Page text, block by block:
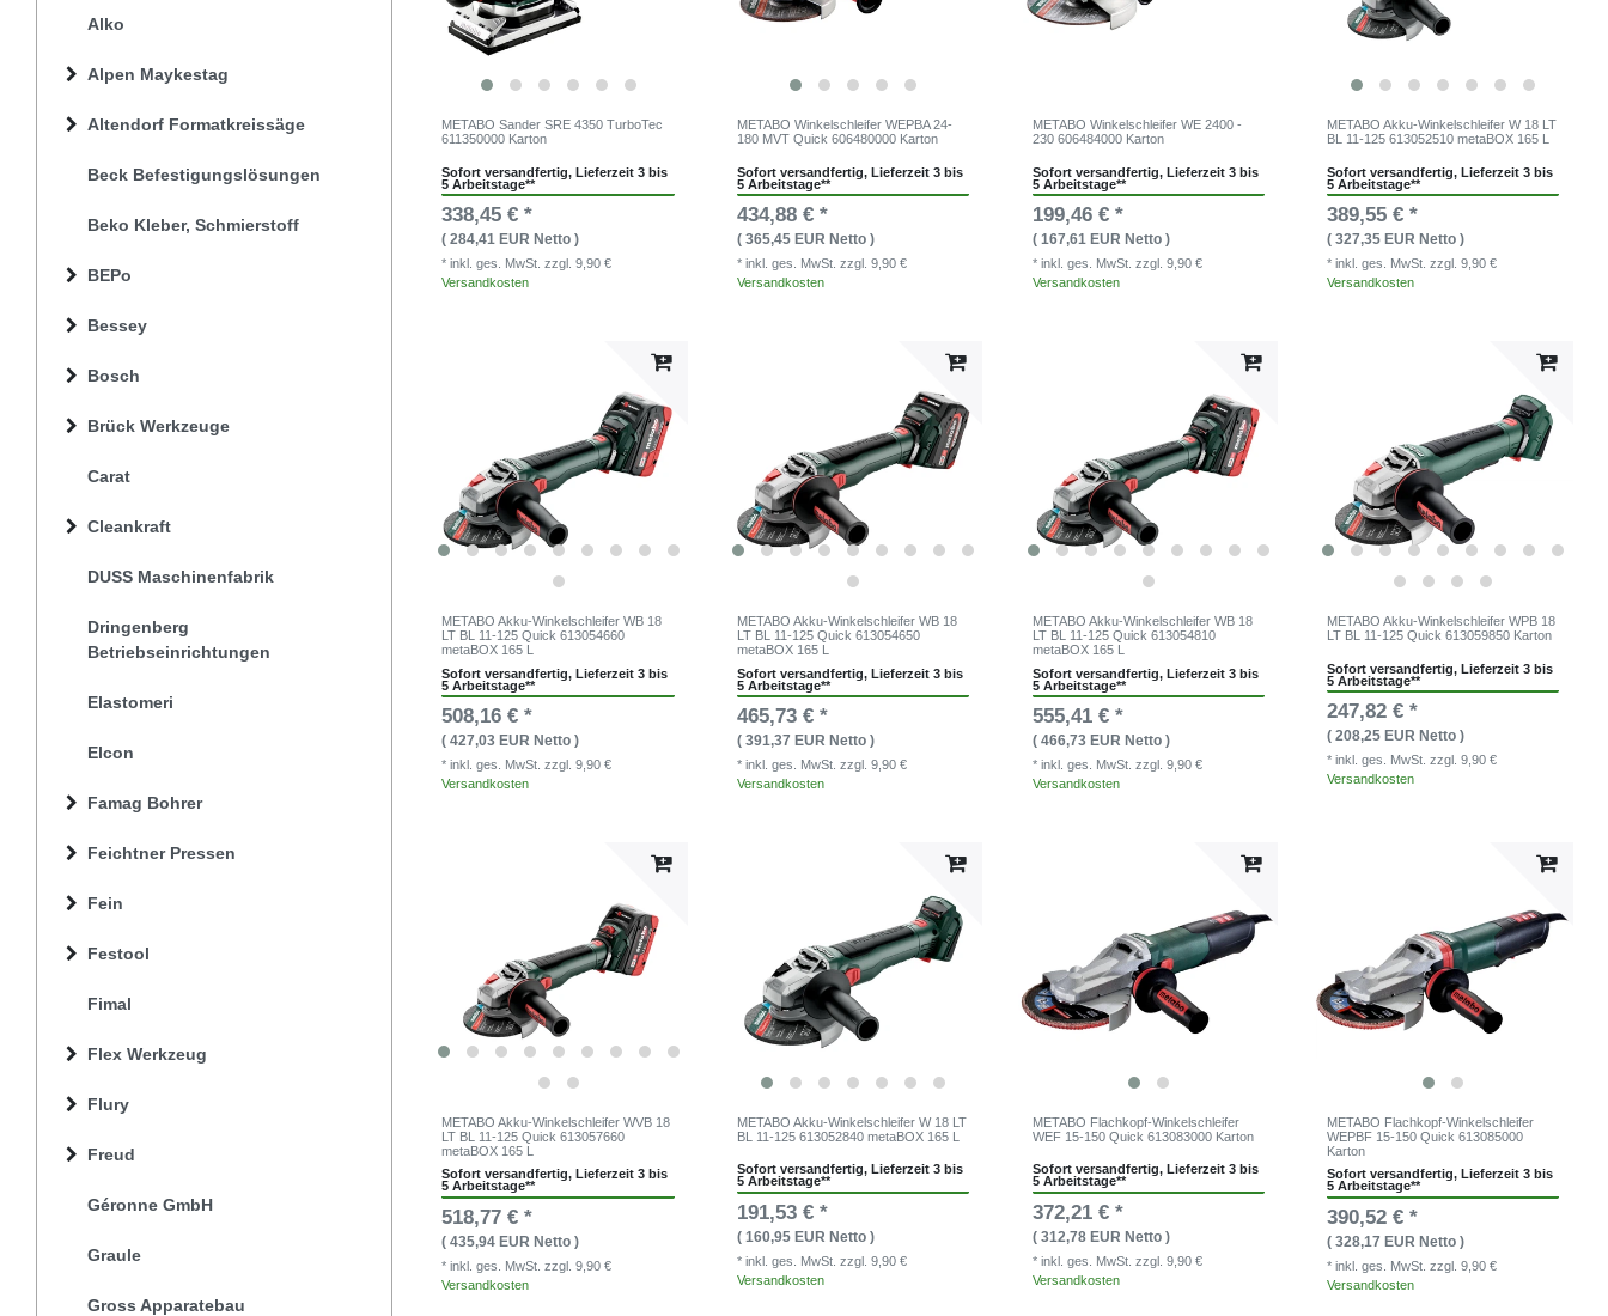
Alko
Alpen Maykestag
Altendorf Formatkreissäge
Beck Befestigungslösungen
Beko Kleber, Schmierstoff
BEPo
Bessey
Bosch
Brück Werkzeuge
Carat
Cleankraft
DUSS Maschinenfabrik
Dringenberg
Betriebseinrichtungen
Elastomeri
Elcon
Famag Bohrer
Feichtner Pressen
Fein
Festool
Fimal
Flex Werkzeug
Flury
Freud
Géronne GmbH
Graule
Gross Apparatebau
METABO Sander SRE 4350 TurboTec
611350000 Karton
Sofort versandfertig, Lieferzeit 3 bis
5 Arbeitstage**
338,45 € *
( 284,41 EUR Netto )
* inkl. ges. MwSt.zzgl. 9,90 €
Versandkosten
METABO Winkelschleifer WEPBA 24-
180 MVT Quick 606480000 Karton
Sofort versandfertig, Lieferzeit 3 bis
5 Arbeitstage**
434,88 € *
( 365,45 EUR Netto )
* inkl. ges. MwSt. zzgl. 9,90 €
Versandkosten
METABO Winkelschleifer WE 2400 -
230 606484000 Karton
Sofort versandfertig, Lieferzeit 3 bis
5 Arbeitstage**
199,46 € *
( 167,61 EUR Netto )
* inkl. ges. MwSt. zzgl. 9,90 €
Versandkosten
METABO Akku-Winkelschleifer W 18 LT
BL 11-125 613052510 metaBOX 165 L
Sofort versandfertig, Lieferzeit 3 bis
5 Arbeitstage**
389,55 € *
( 327,35 EUR Netto )
* inkl. ges. MwSt.zzgl. 9,90 €
Versandkosten
METABO Akku-Winkelschleifer WB 18
LT BL 11-125 Quick 613054660
metaBOX 165 L
Sofort versandfertig, Lieferzeit 3 bis
5 Arbeitstage**
508,16 € *
( 427,03 EUR Netto )
* inkl. ges. MwSt.zzgl. 9,90 €
Versandkosten
METABO Akku-Winkelschleifer WB 18
LT BL 11-125 Quick 613054650
metaBOX 165 L
Sofort versandfertig, Lieferzeit 3 bis
5 Arbeitstage**
465,73 € *
( 391,37 EUR Netto )
* inkl. ges. MwSt. zzgl. 9,90 €
Versandkosten
METABO Akku-Winkelschleifer WB 18
LT BL 11-125 Quick 613054810
metaBOX 165 L
Sofort versandfertig, Lieferzeit 3 bis
5 Arbeitstage**
555,41 € *
( 466,73 EUR Netto )
* inkl. ges. MwSt. zzgl. 9,90 €
Versandkosten
METABO Akku-Winkelschleifer WPB 18
LT BL 11-125 Quick 613059850 Karton
Sofort versandfertig, Lieferzeit 3 bis
5 Arbeitstage**
247,82 € *
( 208,25 EUR Netto )
* inkl. ges. MwSt.zzgl. 9,90 €
Versandkosten
METABO Akku-Winkelschleifer WVB 18
LT BL 11-125 Quick 613057660
metaBOX 165 L
Sofort versandfertig, Lieferzeit 3 bis
5 Arbeitstage**
518,77 € *
( 435,94 EUR Netto )
* inkl. ges. MwSt.zzgl. 9,90 €
Versandkosten
METABO Akku-Winkelschleifer W 18 LT
BL 11-125 613052840 metaBOX 165 L
Sofort versandfertig, Lieferzeit 3 bis
5 Arbeitstage**
191,53 € *
( 160,95 EUR Netto )
* inkl. ges. MwSt. zzgl. 9,90 €
Versandkosten
METABO Flachkopf-Winkelschleifer
WEF 15-150 Quick 613083000 Karton
Sofort versandfertig, Lieferzeit 3 bis
5 Arbeitstage**
372,21 € *
( 312,78 EUR Netto )
* inkl. ges. MwSt. zzgl. 9,90 €
Versandkosten
METABO Flachkopf-Winkelschleifer
WEPBF 15-150 Quick 613085000
Karton
Sofort versandfertig, Lieferzeit 3 bis
5 Arbeitstage**
390,52 € *
( 328,17 EUR Netto )
* inkl. ges. MwSt.zzgl. 9,90 €
Versandkosten